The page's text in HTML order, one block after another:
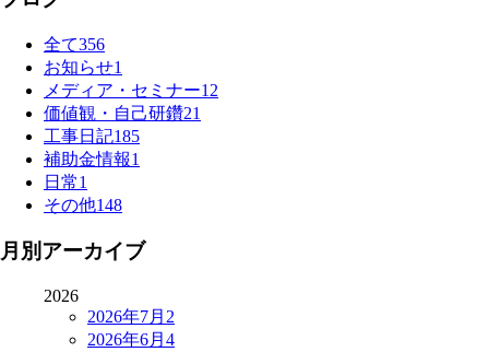
全て356
お知らせ1
メディア・セミナー12
価値観・自己研鑽21
工事日記185
補助金情報1
日常1
その他148
月別アーカイブ
2026
2026年7月 2
2026年6月 4